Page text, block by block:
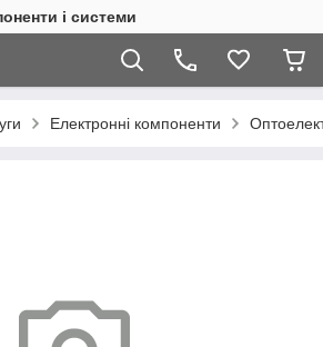
і системи
Електронні компоненти